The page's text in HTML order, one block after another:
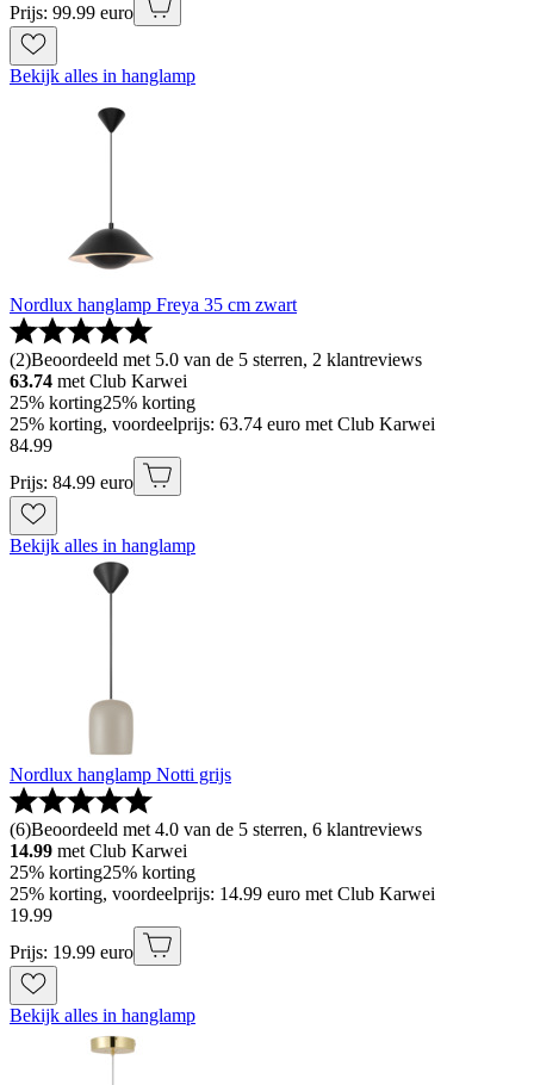
Prijs: 99.99 euro
Bekijk alles in hanglamp
Nordlux hanglamp Freya 35 cm zwart
(2)Beoordeeld met 5.0 van de 5 sterren, 2 klantreviews
63.74 met Club Karwei
25% korting25% korting
25% korting, voordeelprijs: 63.74 euro met Club Karwei
84.99
Prijs: 84.99 euro
Bekijk alles in hanglamp
Nordlux hanglamp Notti grijs
(6)Beoordeeld met 4.0 van de 5 sterren, 6 klantreviews
14.99 met Club Karwei
25% korting25% korting
25% korting, voordeelprijs: 14.99 euro met Club Karwei
19.99
Prijs: 19.99 euro
Bekijk alles in hanglamp